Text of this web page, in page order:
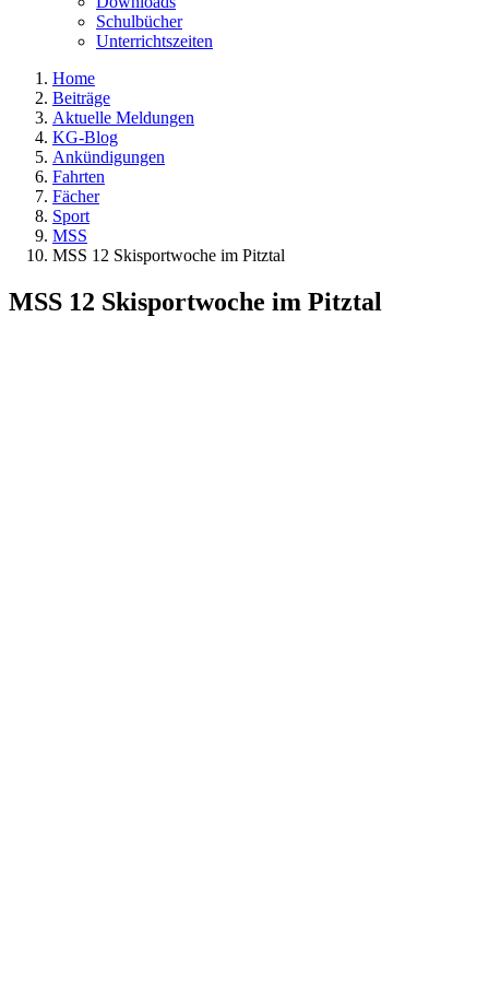
Schulbücher
Unterrichtszeiten
Home
Beiträge
Aktuelle Meldungen
KG-Blog
Ankündigungen
Fahrten
Fächer
Sport
MSS
MSS 12 Skisportwoche im Pitztal
MSS 12 Skisportwoche im Pitztal